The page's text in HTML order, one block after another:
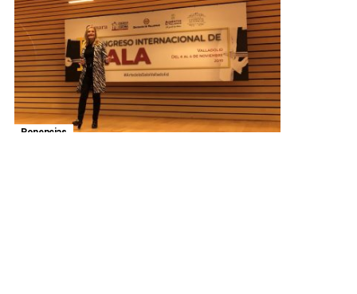
Ponencias